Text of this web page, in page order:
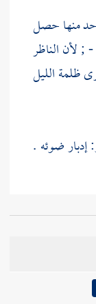
منها حصل
- ; لأن الناظر
ظلمة الليل
إدبار ضوئه .
معناه :
: إذا
يكون فيه